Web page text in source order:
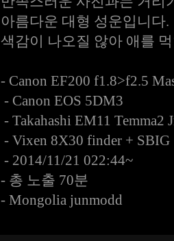
아름다운 대형 성운입니다.
색감이 나오질 않아 애를
- Canon EF200 f1.8>f2.5
- Canon EOS 5DM3
- Takahashi EM11 Temma2
- Vixen 8X30 finder + SBIG
- 2014/11/21 022:44~
- 총 노출 70분
- Mongolia junmodd